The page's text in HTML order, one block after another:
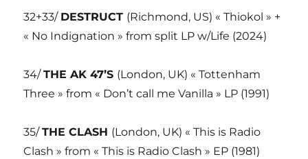
32+33/ DESTRUCT (Richmond, US) « Thiokol » +
« No Indignation » from split LP w/Life (2024)
34/THE AK 47’S (London, UK) « Tottenham
Three » from « Don’t call me Vanilla » LP (1991)
35/THE CLASH (London, UK) « This is Radio
Clash » from « This is Radio Clash » EP (1981)